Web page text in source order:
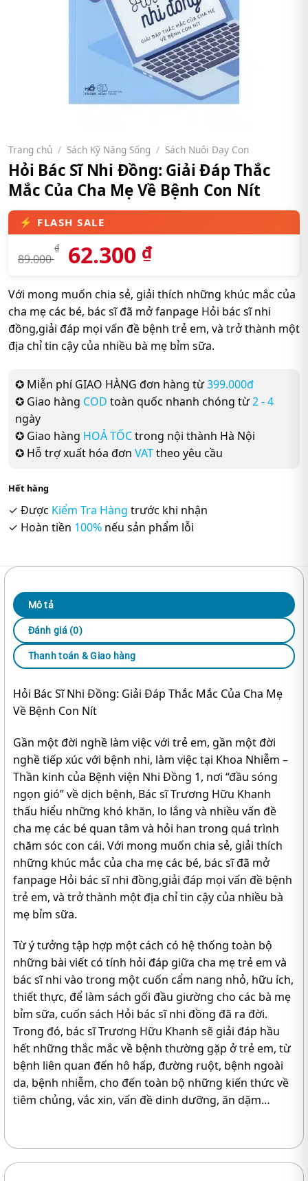
Trang chủ / Sách Kỹ Năng Sống / Sách Nuôi Dạy Con
Hỏi Bác Sĩ Nhi Đồng: Giải Đáp Thắc
Mắc Của Cha Mẹ Về Bệnh Con Nít
89.000
₫ 62.300 ₫
Với mong muốn chia sẻ, giải thích những khúc mắc của
cha mẹ các bé, bác sĩ đã mở fanpage Hỏi bác sĩ nhi
đồng,giải đáp mọi vấn đề bệnh trẻ em, và trở thành một
địa chỉ tin cậy của nhiều bà mẹ bỉm sữa.
✪ Miễn phí GIAO HÀNG đơn hàng từ399.000đ
✪ Giao hàng COD toàn quốc nhanh chóng từ2 - 4
ngày
✪ Giao hàng HOẢ TỐCtrong nội thành Hà Nội
✪ Hỗ trợ xuất hóa đơn VATtheo yêu cầu
Hết hàng
✓ Được Kiểm Tra Hàng trước khi nhận
✓ Hoàn tiền 100% nếu sản phẩm lỗi
Mô tả
Đánh giá (0)
Thanh toán & Giao hàng
Hỏi Bác Sĩ Nhi Đồng: Giải Đáp Thắc Mắc Của Cha Mẹ
Về Bệnh Con Nít
Gần một đời nghề làm việc với trẻ em, gần một đời
nghề tiếp xúc với bệnh nhi, làm việc tại Khoa Nhiễm –
Thần kinh của Bệnh viện Nhi Đồng 1, nơi “đầu sóng
ngọn gió” về dịch bệnh, Bác sĩ Trương Hữu Khanh
thấu hiểu những khó khăn, lo lắng và nhiều vấn đề
cha mẹ các bé quan tâm và hỏi han trong quá trình
chăm sóc con cái. Với mong muốn chia sẻ, giải thích
những khúc mắc của cha mẹ các bé, bác sĩ đã mở
fanpage Hỏi bác sĩ nhi đồng,giải đáp mọi vấn đề bệnh
trẻ em, và trở thành một địa chỉ tin cậy của nhiều bà
mẹ bỉm sữa.
Từ ý tưởng tập hợp một cách có hệ thống toàn bộ
những bài viết có tính hỏi đáp giữa cha mẹ trẻ em và
bác sĩ nhi vào trong một cuốn cẩm nang nhỏ, hữu ích,
thiết thực, để làm sách gối đầu giường cho các bà mẹ
bỉm sữa, cuốn sách Hỏi bác sĩ nhi đồng đã ra đời.
Trong đó, bác sĩ Trương Hữu Khanh sẽ giải đáp hầu
hết những thắc mắc về bệnh thường gặp ở trẻ em, từ
bệnh liên quan đến hô hấp, đường ruột, bệnh ngoài
da, bệnh nhiễm, cho đến toàn bộ những kiến thức về
tiêm chủng, vắc xin, vấn đề dinh dưỡng, ăn dặm…